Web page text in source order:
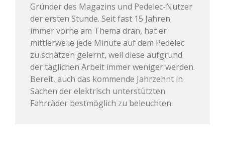
Gründer des Magazins und Pedelec-Nutzer
der ersten Stunde. Seit fast 15 Jahren
immer vorne am Thema dran, hat er
mittlerweile jede Minute auf dem Pedelec
zu schätzen gelernt, weil diese aufgrund
der täglichen Arbeit immer weniger werden.
Bereit, auch das kommende Jahrzehnt in
Sachen der elektrisch unterstützten
Fahrräder bestmöglich zu beleuchten.